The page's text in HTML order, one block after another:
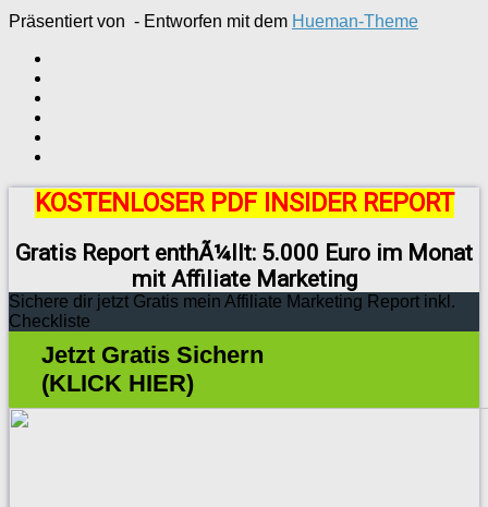
Präsentiert von - Entworfen mit dem Hueman-Theme
KOSTENLOSER PDF INSIDER REPORT
Gratis Report enthÃ¼llt: 5.000 Euro im Monat
mit Affiliate Marketing
Sichere dir jetzt Gratis mein Affiliate Marketing Report inkl.
Checkliste
Jetzt Gratis Sichern
(KLICK HIER)